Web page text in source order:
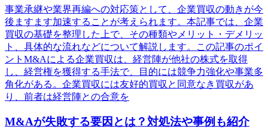
事業承継や業界再編への対応策として、企業買収の動きが今
後ますます加速することが考えられます。本記事では、企業
買収の基礎を整理した上で、その種類やメリット・デメリッ
ト、具体的な流れなどについて解説します。この記事のポイ
ントM&Aによる企業買収は、経営陣が他社の株式を取得
し、経営権を獲得する手法で、目的には競争力強化や事業多
角化がある。企業買収には友好的買収と同意なき買収があ
り、前者は経営陣との合意を
M&Aが失敗する要因とは？対処法や事例も紹介